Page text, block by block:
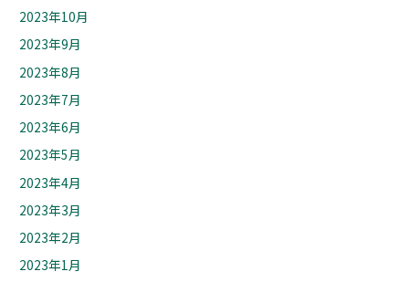
2023年10月
2023年9月
2023年8月
2023年7月
2023年6月
2023年5月
2023年4月
2023年3月
2023年2月
2023年1月